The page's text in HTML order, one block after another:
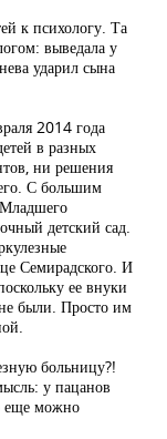
к психологу. Та
выведала у
ударил сына
2014 года
в разных
ни решения
С большим
Младшего
детский сад.
Семирадского. И
ее внуки
не были. Просто им
больницу?!
у пацанов
еще можно